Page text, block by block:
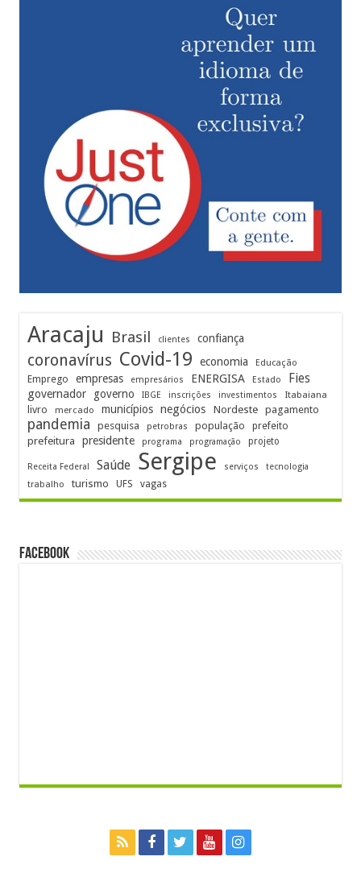
Aracaju Brasil clientes confiança
coronavírus Covid-19 economia Educação
Emprego empresas empresários ENERGISA Estado Fies
governador governo IBGE inscrições investimentos Itabaiana
livro mercado municípios negócios Nordeste pagamento
pandemia pesquisa petrobras população prefeito
prefeitura presidente programa programação projeto
Receita Federal Saúde Sergipe serviços
tecnologia
trabalho
turismo UFS vagas
FACEBOOK